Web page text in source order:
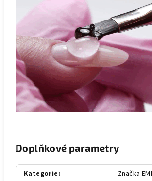
Doplňkové parametry
Kategorie: Značka EMI